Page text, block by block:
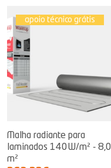
apoio técnico grátis
Malha radiante para
laminados 140W/m² - 8,0
m²